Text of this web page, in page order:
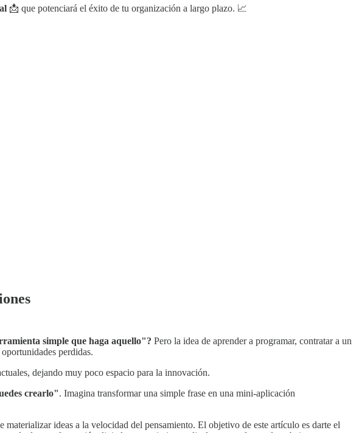
📩 que potenciará el éxito de tu organización a largo plazo. 📈
simple que haga aquello"? Pero la idea de aprender a programar, contratar a un
perdidas.
dejando muy poco espacio para la innovación.
crearlo". Imagina transformar una simple frase en una mini-aplicación
ideas a la velocidad del pensamiento. El objetivo de este artículo es darte el